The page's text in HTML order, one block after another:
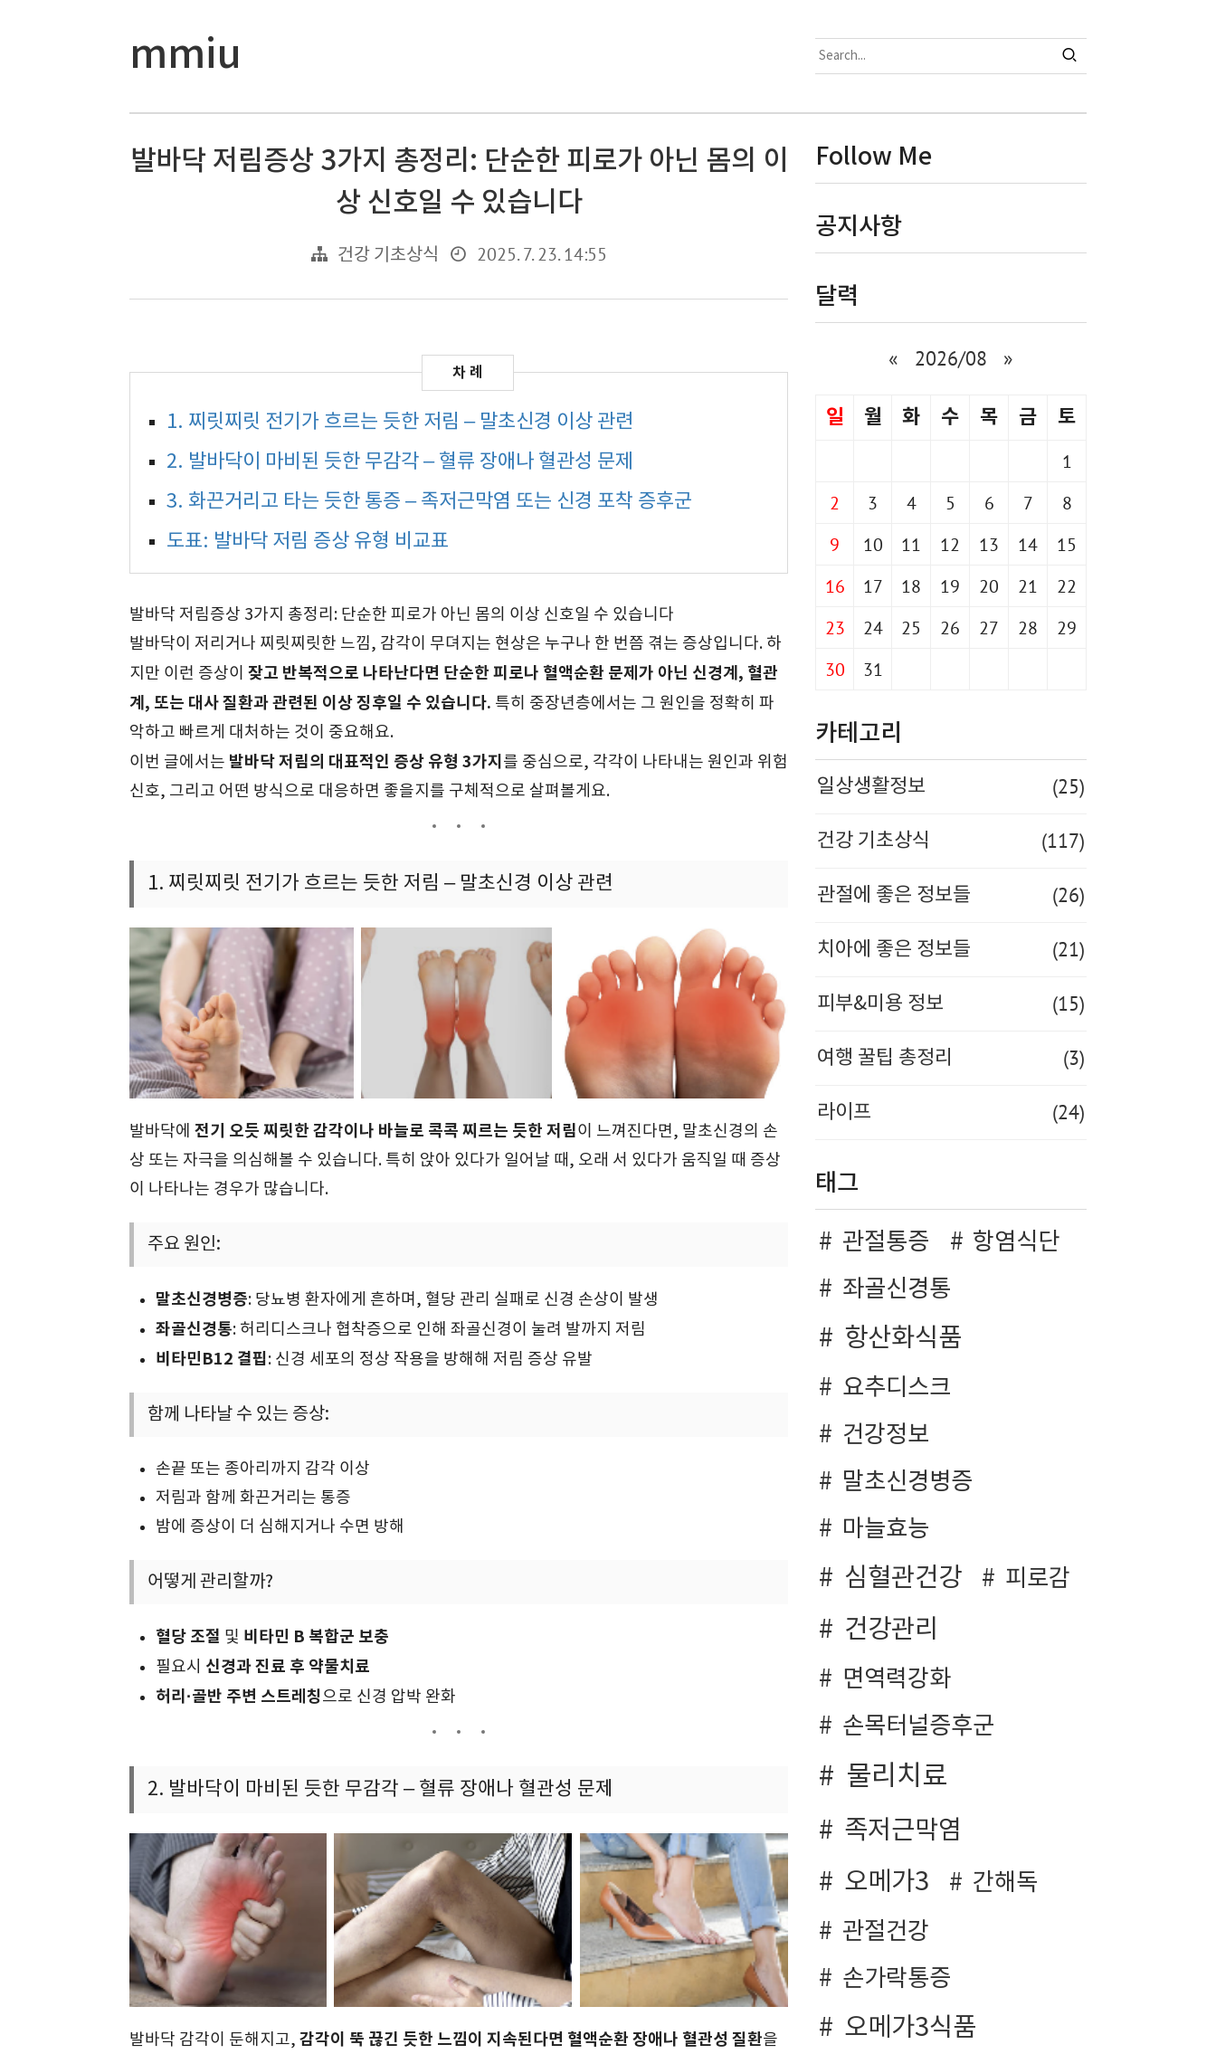
mmiu
발바닥 저림증상 3가지 총정리: 단순한 피로가 아닌 몸의 이
상 신호일 수 있습니다
건강 기초상식 2025. 7. 23. 14:55
1. 찌릿찌릿 전기가 흐르는 듯한 저림 – 말초신경 이상 관련
2. 발바닥이 마비된 듯한 무감각 – 혈류 장애나 혈관성 문제
3. 화끈거리고 타는 듯한 통증 – 족저근막염 또는 신경 포착 증후군
도표: 발바닥 저림 증상 유형 비교표
발바닥 저림증상 3가지 총정리: 단순한 피로가 아닌 몸의 이상 신호일 수 있습니다
발바닥이 저리거나 찌릿찌릿한 느낌, 감각이 무뎌지는 현상은 누구나 한 번쯤 겪는 증상입니다. 하
지만 이런 증상이 잦고 반복적으로 나타난다면 단순한 피로나 혈액순환 문제가 아닌 신경계, 혈관
계, 또는 대사 질환과 관련된 이상 징후일 수 있습니다. 특히 중장년층에서는 그 원인을 정확히 파
악하고 빠르게 대처하는 것이 중요해요.
이번 글에서는 발바닥 저림의 대표적인 증상 유형 3가지 를 중심으로, 각각이 나타내는 원인과 위험
신호, 그리고 어떤 방식으로 대응하면 좋을지를 구체적으로 살펴볼게요.
1. 찌릿찌릿 전기가 흐르는 듯한 저림 – 말초신경 이상 관련
발바닥에 전기 오듯 찌릿한 감각이나 바늘로 콕콕 찌르는 듯한 저림이 느껴진다면, 말초신경의 손
상 또는 자극을 의심해볼 수 있습니다. 특히 앉아 있다가 일어날 때, 오래 서 있다가 움직일 때 증상
이 나타나는 경우가 많습니다.
주요 원인:
말초신경병증: 당뇨병 환자에게 흔하며, 혈당 관리 실패로 신경 손상이 발생
좌골신경통: 허리디스크나 협착증으로 인해 좌골신경이 눌려 발까지 저림
비타민B12 결핍: 신경 세포의 정상 작용을 방해해 저림 증상 유발
함께 나타날 수 있는 증상:
손끝 또는 종아리까지 감각 이상
저림과 함께 화끈거리는 통증
밤에 증상이 더 심해지거나 수면 방해
어떻게 관리할까?
혈당 조절 및 비타민 B 복합군 보충
필요시 신경과 진료 후 약물치료
허리·골반 주변 스트레칭으로 신경 압박 완화
2. 발바닥이 마비된 듯한 무감각 – 혈류 장애나 혈관성 문제
발바닥 감각이 둔해지고, 감각이 뚝 끊긴 듯한 느낌이 지속된다면 혈액순환 장애나 혈관성 질환을
Follow Me
공지사항
달력
« 2026/08 »
일 월 화 수 목 금 토
1
2
3 4 5 6 7
8
9
10 11 12 13 14
15
16
17 18 19 20 21
22
23
24 25 26 27 28
29
30
31
카테고리
일상생활정보 (25)
건강 기초상식 (117)
관절에 좋은 정보들 (26)
치아에 좋은 정보들 (21)
피부&미용 정보 (15)
여행 꿀팁 총정리 (3)
라이프 (24)
태그
관절통증
항염식단
좌골신경통
항산화식품
요추디스크
건강정보
말초신경병증
마늘효능
심혈관건강 피로감
건강관리
면역력강화
손목터널증후군
물리치료
족저근막염
오메가3
간해독
관절건강
손가락통증
오메가3식품